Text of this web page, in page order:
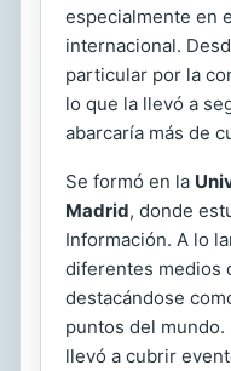
especialmente en
internacional.
particular por la
lo que la llevó a
abarcaría más de
Se formó en la
Madrid, donde
Información. A lo
diferentes medios
destacándose
puntos del
llevó a cubrir